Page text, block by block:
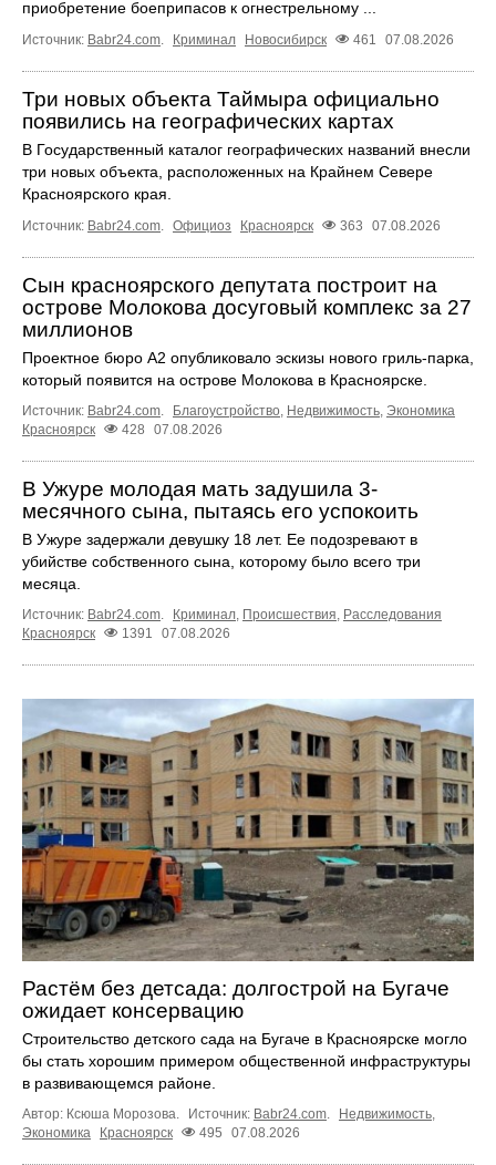
приобретение боеприпасов к огнестрельному ...
Источник: Babr24.com. Криминал Новосибирск 461 07.08.2026
Три новых объекта Таймыра официально
появились на географических картах
В Государственный каталог географических названий внесли
три новых объекта, расположенных на Крайнем Севере
Красноярского края.
Источник: Babr24.com. Официоз Красноярск 363 07.08.2026
Сын красноярского депутата построит на
острове Молокова досуговый комплекс за 27
миллионов
Проектное бюро А2 опубликовало эскизы нового гриль-парка,
который появится на острове Молокова в Красноярске.
Источник: Babr24.com. Благоустройство, Недвижимость, Экономика
Красноярск
428 07.08.2026
В Ужуре молодая мать задушила 3-
месячного сына, пытаясь его успокоить
В Ужуре задержали девушку 18 лет. Ее подозревают в
убийстве собственного сына, которому было всего три
месяца.
Источник: Babr24.com. Криминал, Происшествия, Расследования
Красноярск
1391 07.08.2026
Растём без детсада: долгострой на Бугаче
ожидает консервацию
Строительство детского сада на Бугаче в Красноярске могло
бы стать хорошим примером общественной инфраструктуры
в развивающемся районе.
Автор: Ксюша Морозова. Источник: Babr24.com. Недвижимость,
Экономика
Красноярск 495 07.08.2026